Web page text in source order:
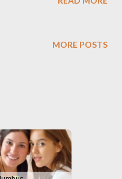
MORE POSTS